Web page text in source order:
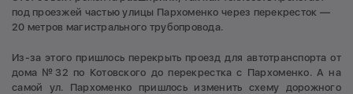
под проезжей частью улицы Пархоменко через перекресток —
20 метров магистрального трубопровода.
Из-за этого пришлось перекрыть проезд для автотранспорта от
дома №32 по Котовского до перекрестка с Пархоменко. А на
самой ул. Пархоменко пришлось изменить схему дорожного